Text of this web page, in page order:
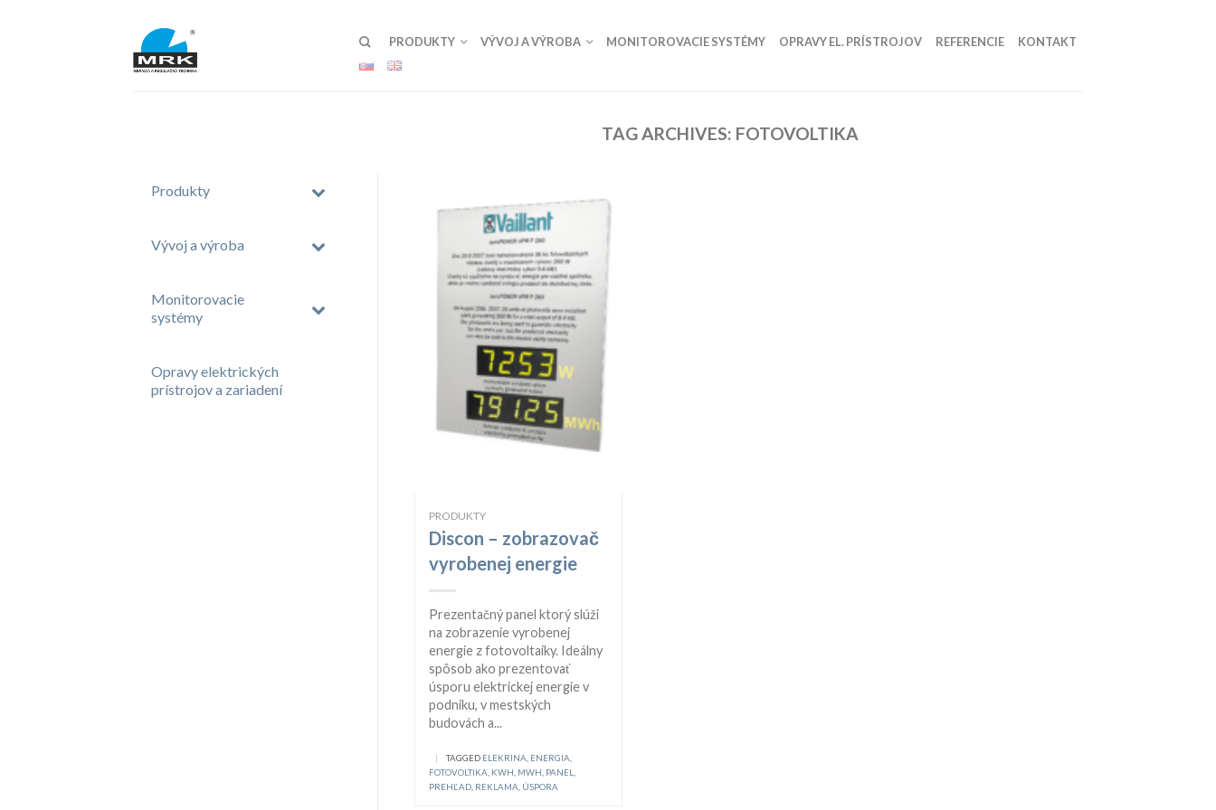
PRODUKTY VÝVOJ A VÝROBA MONITOROVACIE SYSTÉMY OPRAVY EL. PRÍSTROJOV REFERENCIE KONTAKT
TAG ARCHIVES: FOTOVOLTIKA
PRODUKTY
Discon – zobrazovač
vyrobenej energie
Prezentačný panel ktorý slúži
na zobrazenie vyrobenej
energie z fotovoltaiky. Ideálny
spôsob ako prezentovať
úsporu elektrickej energie v
podniku, v mestských
budovách a...
| TAGGED ELEKRINA ENERGIA
FOTOVOLTIKA KWH MWH PANEL
PREHĽAD REKLAMA ÚSPORA
Produkty
Vývoj a výroba
Monitorovacie
systémy
Opravy elektrických
prístrojov a zariadení